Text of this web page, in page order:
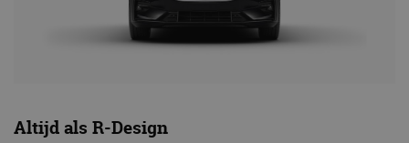
Altijd als R-Design